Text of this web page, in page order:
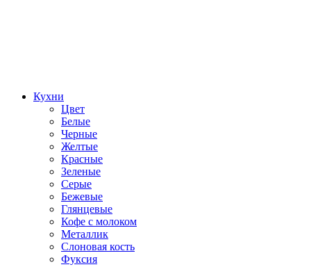
Кухни
Цвет
Белые
Черные
Желтые
Красные
Зеленые
Серые
Бежевые
Глянцевые
Кофе с молоком
Металлик
Слоновая кость
Фуксия